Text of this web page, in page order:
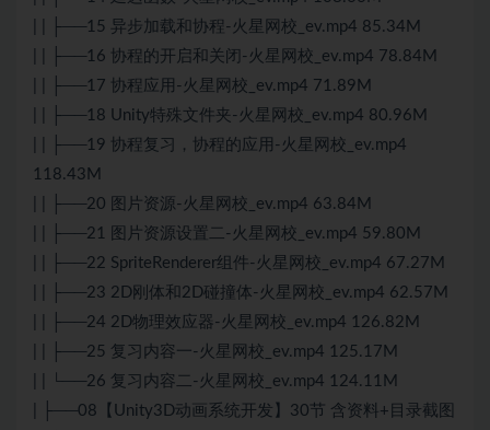
| | ├──15 异步加载和协程-火星网校_ev.mp4 85.34M
| | ├──16 协程的开启和关闭-火星网校_ev.mp4 78.84M
| | ├──17 协程应用-火星网校_ev.mp4 71.89M
| | ├──18 Unity特殊文件夹-火星网校_ev.mp4 80.96M
| | ├──19 协程复习，协程的应用-火星网校_ev.mp4
118.43M
| | ├──20 图片资源-火星网校_ev.mp4 63.84M
| | ├──21 图片资源设置二-火星网校_ev.mp4 59.80M
| | ├──22 SpriteRenderer组件-火星网校_ev.mp4 67.27M
| | ├──23 2D刚体和2D碰撞体-火星网校_ev.mp4 62.57M
| | ├──24 2D物理效应器-火星网校_ev.mp4 126.82M
| | ├──25 复习内容一-火星网校_ev.mp4 125.17M
| | └──26 复习内容二-火星网校_ev.mp4 124.11M
| ├──08【Unity3D动画系统开发】30节 含资料+目录截图